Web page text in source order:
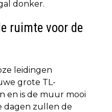
donker.
ruimte voor de
leidingen
grote TL-
en is de muur mooi
dagen zullen de